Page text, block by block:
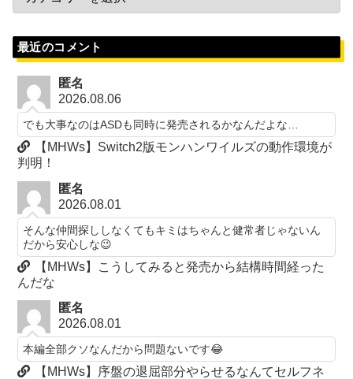
最近のコメント
匿名
2026.08.06
でも大事なのはASDも同時に発売されるかなんだよな…
【MHWs】Switch2版モンハンワイルズの動作環境が
判明！
匿名
2026.08.01
そんな仲間探ししなくてもキミはちゃんと健常者じゃないん
だから安心しな😉
【MHWs】こうしてみると発売から結構時間経った
んだな
匿名
2026.08.01
本編全部クソなんだから問題ないです😂
【MHWs】序盤の退屈部分やらせるなんてセルフネ